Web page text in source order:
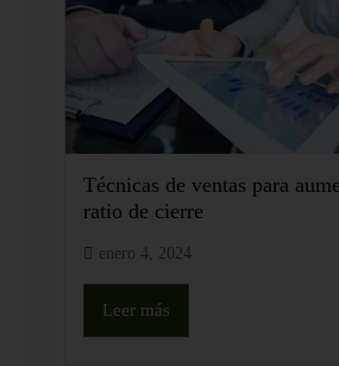
Técnicas de ventas para
ratio de cierre
enero 4, 2024
Leer más